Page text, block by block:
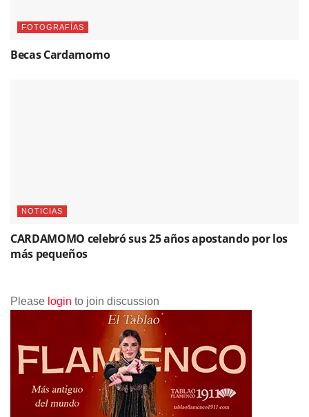
FOTOGRAFÍAS
Becas Cardamomo
NOTICIAS
CARDAMOMO celebró sus 25 años apostando por los
más pequeños
Please login to join discussion